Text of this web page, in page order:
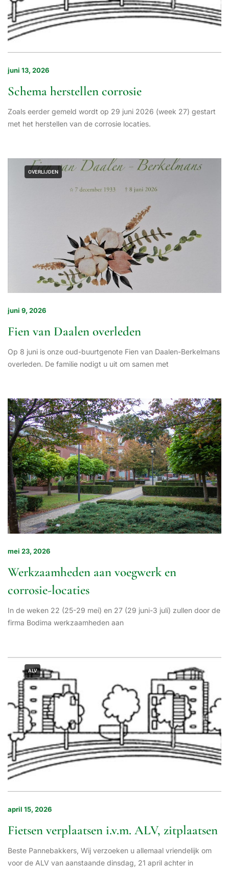
juni 13, 2026
Schema herstellen corrosie
Zoals eerder gemeld wordt op 29 juni 2026 (week 27) gestart
met het herstellen van de corrosie locaties.
OVERLIJDEN
juni 9, 2026
Fien van Daalen overleden
Op 8 juni is onze oud-buurtgenote Fien van Daalen-Berkelmans
overleden. De familie nodigt u uit om samen met
mei 23, 2026
Werkzaamheden aan voegwerk en
corrosie-locaties
In de weken 22 (25-29 mei) en 27 (29 juni-3 juli) zullen door de
firma Bodima werkzaamheden aan
ALV
april 15, 2026
Fietsen verplaatsen i.v.m. ALV, zitplaatsen
Beste Pannebakkers, Wij verzoeken u allemaal vriendelijk om
voor de ALV van aanstaande dinsdag, 21 april achter in